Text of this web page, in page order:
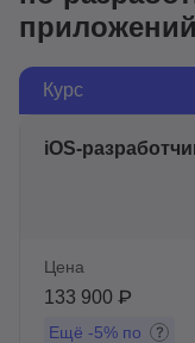
приложений
Курс
iOS-
Цена
133 900 ₽
Ещё -5% по